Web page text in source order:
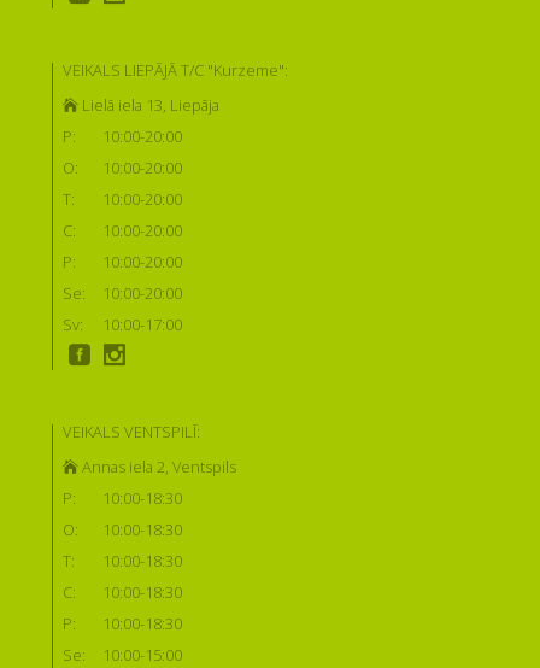
VEIKALS LIEPĀJĀ T/C "Kurzeme":
Lielā iela 13, Liepāja
P:
10:00-20:00
O:
10:00-20:00
T:
10:00-20:00
C:
10:00-20:00
P:
10:00-20:00
Se:
10:00-20:00
Sv:
10:00-17:00
VEIKALS VENTSPILĪ:
Annas iela 2, Ventspils
P:
10:00-18:30
O:
10:00-18:30
T:
10:00-18:30
C:
10:00-18:30
P:
10:00-18:30
Se:
10:00-15:00